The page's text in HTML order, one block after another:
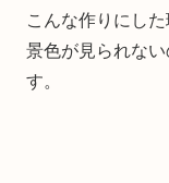
こんな作りにし
景色が見られな
す。